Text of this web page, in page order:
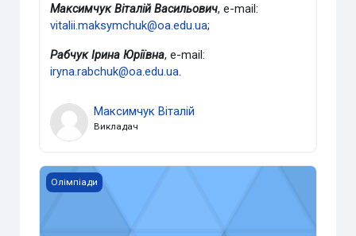
Максимчук Віталій Васильович, e-mail:
vitalii.maksymchuk@oa.edu.ua;
Рабчук Ірина Юріївна,e-mail:
iryna.rabchuk@oa.edu.ua.
Максимчук Віталій
Викладач
Всеукраїнська учнівська олімпіада з інформатики та
Олімпіади